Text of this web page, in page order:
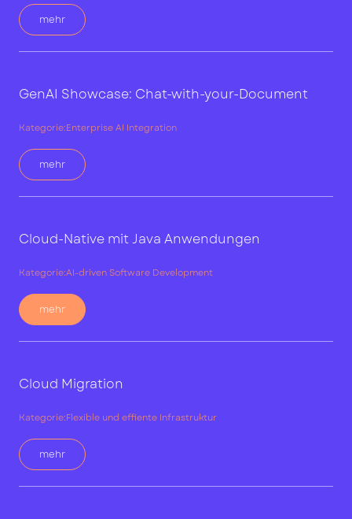
mehr
GenAI Showcase: Chat-with-your-Document
Kategorie:Enterprise AI Integration
mehr
Cloud-Native mit Java Anwendungen
Kategorie:AI-driven Software Development
mehr
Cloud Migration
Kategorie:Flexible und effiente Infrastruktur
mehr